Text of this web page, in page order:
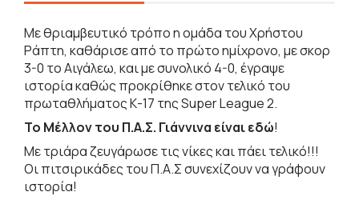
Με θριαμβευτικό τρόπο η ομάδα του Χρήστου
Ράπτη, καθάρισε από το πρώτο ημίχρονο, με σκορ
3-0 το Αιγάλεω, και με συνολικό 4-0, έγραψε
ιστορία καθώς προκρίθηκε στον τελικό του
πρωταθλήματος Κ-17 της Super League 2.
Το Μέλλον του Π.Α.Σ. Γιάννινα είναι εδώ!
Με τριάρα ζευγάρωσε τις νίκες και πάει τελικό!!!
Οι πιτσιρικάδες του Π.Α.Σ συνεχίζουν να γράφουν
ιστορία!